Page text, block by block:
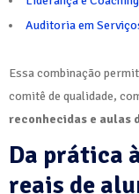
Auditoria em
Essa combinação
comitê de qualidade,
reconhecidas e aulas
Da prática
reais de